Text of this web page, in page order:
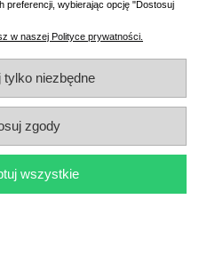
50x30 mm 1000 szt.
zł
koszyka
preferencji, wybierając opcję "Dostosuj
w naszej Polityce prywatności.
tylko niezbędne
zgody
wszystkie